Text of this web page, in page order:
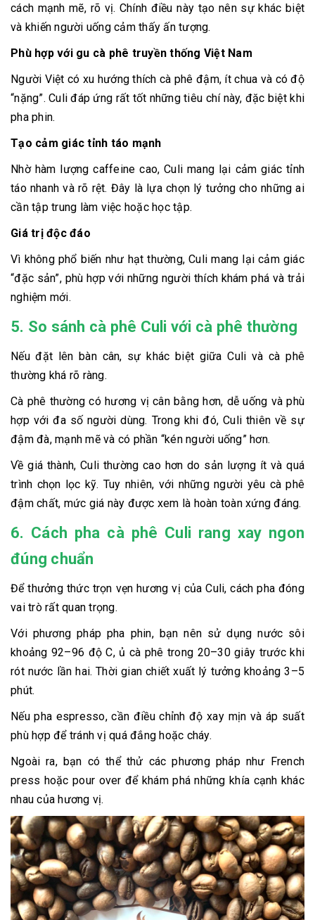
cách mạnh mẽ, rõ vị. Chính điều này tạo nên sự khác biệt
và khiến người uống cảm thấy ấn tượng.
Phù hợp với gu cà phê truyền thống Việt Nam
Người Việt có xu hướng thích cà phê đậm, ít chua và có độ
“nặng”. Culi đáp ứng rất tốt những tiêu chí này, đặc biệt khi
pha phin.
Tạo cảm giác tỉnh táo mạnh
Nhờ hàm lượng caffeine cao, Culi mang lại cảm giác tỉnh
táo nhanh và rõ rệt. Đây là lựa chọn lý tưởng cho những ai
cần tập trung làm việc hoặc học tập.
Giá trị độc đáo
Vì không phổ biến như hạt thường, Culi mang lại cảm giác
“đặc sản”, phù hợp với những người thích khám phá và trải
nghiệm mới.
5. So sánh cà phê Culi với cà phê thường
Nếu đặt lên bàn cân, sự khác biệt giữa Culi và cà phê
thường khá rõ ràng.
Cà phê thường có hương vị cân bằng hơn, dễ uống và phù
hợp với đa số người dùng. Trong khi đó, Culi thiên về sự
đậm đà, mạnh mẽ và có phần “kén người uống” hơn.
Về giá thành, Culi thường cao hơn do sản lượng ít và quá
trình chọn lọc kỹ. Tuy nhiên, với những người yêu cà phê
đậm chất, mức giá này được xem là hoàn toàn xứng đáng.
6. Cách pha cà phê Culi rang xay ngon
đúng chuẩn
Để thưởng thức trọn vẹn hương vị của Culi, cách pha đóng
vai trò rất quan trọng.
Với phương pháp pha phin, bạn nên sử dụng nước sôi
khoảng 92–96 độ C, ủ cà phê trong 20–30 giây trước khi
rót nước lần hai. Thời gian chiết xuất lý tưởng khoảng 3–5
phút.
Nếu pha espresso, cần điều chỉnh độ xay mịn và áp suất
phù hợp để tránh vị quá đắng hoặc cháy.
Ngoài ra, bạn có thể thử các phương pháp như French
press hoặc pour over để khám phá những khía cạnh khác
nhau của hương vị.